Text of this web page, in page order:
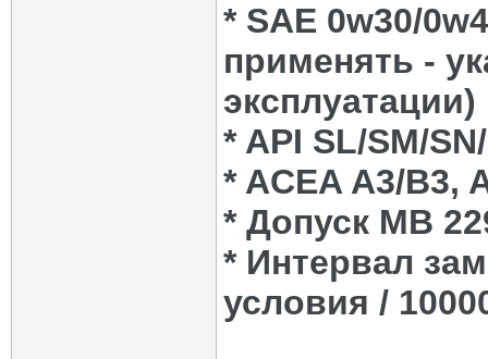
* SAE 0w30/
применять -
эксплуатации)
* API SL/SM/
* ACEA A3/B3,
* Допуск MB
* Интервал
условия /